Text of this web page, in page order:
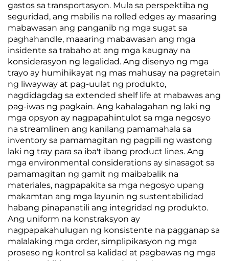
gastos sa transportasyon. Mula sa perspektiba ng
seguridad, ang mabilis na rolled edges ay maaaring
mabawasan ang panganib ng mga sugat sa
paghahandle, maaaring mabawasan ang mga
insidente sa trabaho at ang mga kaugnay na
konsiderasyon ng legalidad. Ang disenyo ng mga
trayo ay humihikayat ng mas mahusay na pagretain
ng liwayway at pag-uulat ng produkto,
nagdidagdag sa extended shelf life at mabawas ang
pag-iwas ng pagkain. Ang kahalagahan ng laki ng
mga opsyon ay nagpapahintulot sa mga negosyo
na streamlinen ang kanilang pamamahala sa
inventory sa pamamagitan ng pagpili ng wastong
laki ng tray para sa iba't ibang product lines. Ang
mga environmental considerations ay sinasagot sa
pamamagitan ng gamit ng maibabalik na
materiales, nagpapakita sa mga negosyo upang
makamtan ang mga layunin ng sustentabilidad
habang pinapanatili ang integridad ng produkto.
Ang uniform na konstraksyon ay
nagpapakahulugan ng konsistente na pagganap sa
malalaking mga order, simplipikasyon ng mga
proseso ng kontrol sa kalidad at pagbawas ng mga